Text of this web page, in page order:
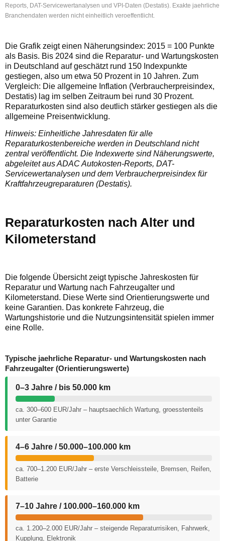
Reports, DAT-Servicewertanalysen und VPI-Daten (Destatis). Exakte jaehrliche
Branchendaten werden nicht einheitlich veroeffentlicht.
Die Grafik zeigt einen Näherungsindex: 2015 = 100 Punkte
als Basis. Bis 2024 sind die Reparatur- und Wartungskosten
in Deutschland auf geschätzt rund 150 Indexpunkte
gestiegen, also um etwa 50 Prozent in 10 Jahren. Zum
Vergleich: Die allgemeine Inflation (Verbraucherpreisindex,
Destatis) lag im selben Zeitraum bei rund 30 Prozent.
Reparaturkosten sind also deutlich stärker gestiegen als die
allgemeine Preisentwicklung.
Hinweis: Einheitliche Jahresdaten für alle
Reparaturkostenbereiche werden in Deutschland nicht
zentral veröffentlicht. Die Indexwerte sind Näherungswerte,
abgeleitet aus ADAC Autokosten-Reports, DAT-
Servicewertanalysen und dem Verbraucherpreisindex für
Kraftfahrzeugreparaturen (Destatis).
Reparaturkosten nach Alter und
Kilometerstand
Die folgende Übersicht zeigt typische Jahreskosten für
Reparatur und Wartung nach Fahrzeugalter und
Kilometerstand. Diese Werte sind Orientierungswerte und
keine Garantien. Das konkrete Fahrzeug, die
Wartungshistorie und die Nutzungsintensität spielen immer
eine Rolle.
Typische jaehrliche Reparatur- und Wartungskosten nach
Fahrzeugalter (Orientierungswerte)
0–3 Jahre / bis 50.000 km
ca. 300–600 EUR/Jahr – hauptsaechlich Wartung, groesstenteils
unter Garantie
4–6 Jahre / 50.000–100.000 km
ca. 700–1.200 EUR/Jahr – erste Verschleissteile, Bremsen, Reifen,
Batterie
7–10 Jahre / 100.000–160.000 km
ca. 1.200–2.000 EUR/Jahr – steigende Reparaturrisiken, Fahrwerk,
Kupplung, Elektronik